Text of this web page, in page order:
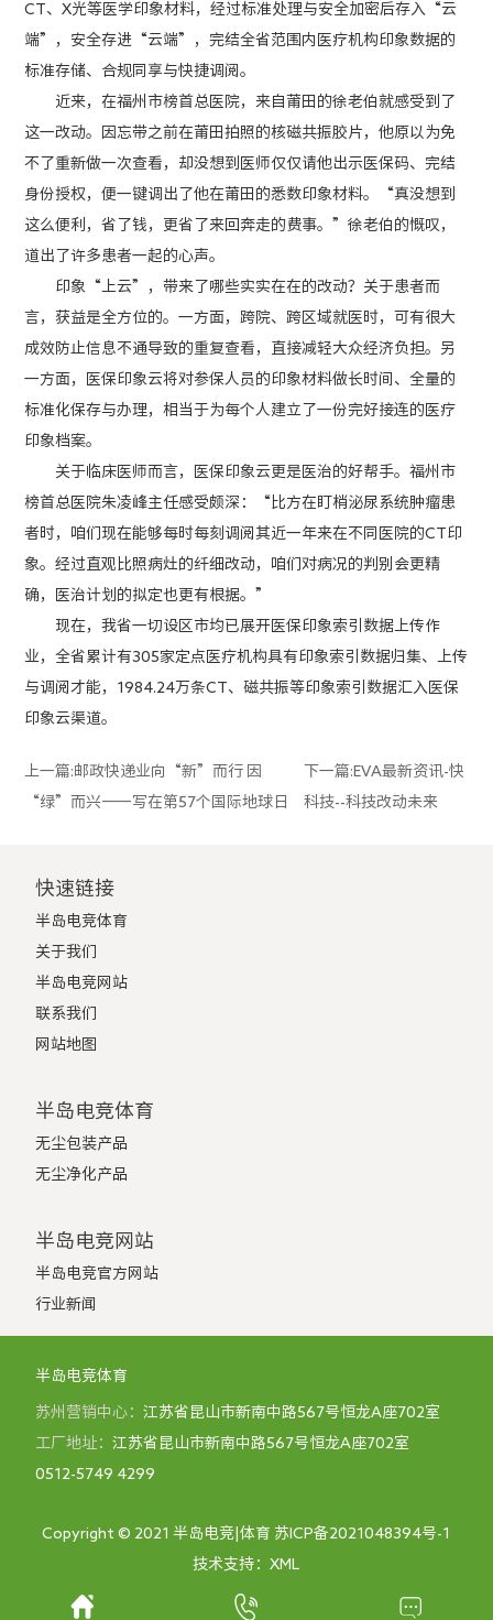
CT、X光等医学印象材料，经过标准处理与安全加密后存入“云
端”，安全存进“云端”，完结全省范围内医疗机构印象数据的
标准存储、合规同享与快捷调阅。
近来，在福州市榜首总医院，来自莆田的徐老伯就感受到了
这一改动。因忘带之前在莆田拍照的核磁共振胶片，他原以为免
不了重新做一次查看，却没想到医师仅仅请他出示医保码、完结
身份授权，便一键调出了他在莆田的悉数印象材料。“真没想到
这么便利，省了钱，更省了来回奔走的费事。”徐老伯的慨叹，
道出了许多患者一起的心声。
印象“上云”，带来了哪些实实在在的改动？关于患者而
言，获益是全方位的。一方面，跨院、跨区域就医时，可有很大
成效防止信息不通导致的重复查看，直接减轻大众经济负担。另
一方面，医保印象云将对参保人员的印象材料做长时间、全量的
标准化保存与办理，相当于为每个人建立了一份完好接连的医疗
印象档案。
关于临床医师而言，医保印象云更是医治的好帮手。福州市
榜首总医院朱凌峰主任感受颇深：“比方在盯梢泌尿系统肿瘤患
者时，咱们现在能够每时每刻调阅其近一年来在不同医院的CT印
象。经过直观比照病灶的纤细改动，咱们对病况的判别会更精
确，医治计划的拟定也更有根据。”
现在，我省一切设区市均已展开医保印象索引数据上传作
业，全省累计有305家定点医疗机构具有印象索引数据归集、上传
与调阅才能，1984.24万条CT、磁共振等印象索引数据汇入医保
印象云渠道。
上一篇: 邮政快递业向“新”而行 因
“绿”而兴——写在第57个国际地球日
下一篇: EVA最新资讯-快
科技--科技改动未来
快速链接
半岛电竞体育
关于我们
半岛电竞网站
联系我们
网站地图
半岛电竞体育
无尘包装产品
无尘净化产品
半岛电竞网站
半岛电竞官方网站
行业新闻
半岛电竞体育
苏州营销中心： 江苏省昆山市新南中路567号恒龙A座702室
工厂地址： 江苏省昆山市新南中路567号恒龙A座702室
0512-5749 4299
Copyright © 2021半岛电竞|体育 苏ICP备2021048394号-1
技术支持：XML